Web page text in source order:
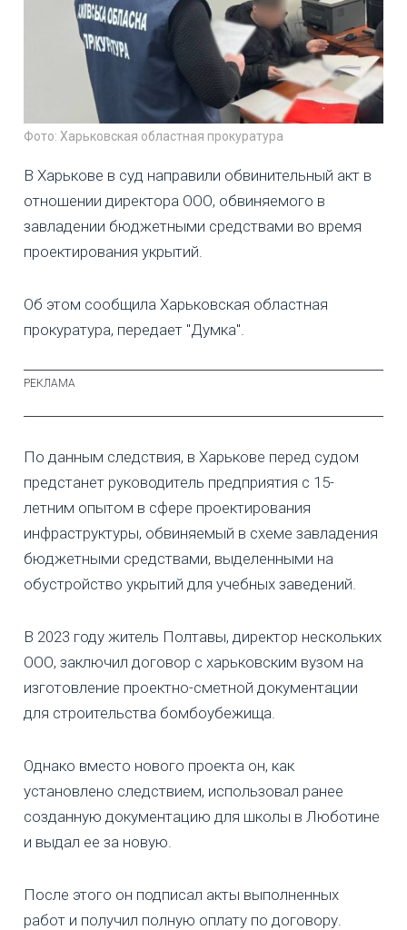
Фото: Харьковская областная прокуратура
В Харькове в суд направили обвинительный акт в
отношении директора ООО, обвиняемого в
завладении бюджетными средствами во время
проектирования укрытий.
Об этом сообщила Харьковская областная
прокуратура, передает "Думка".
По данным следствия, в Харькове перед судом
предстанет руководитель предприятия с 15-
летним опытом в сфере проектирования
инфраструктуры, обвиняемый в схеме завладения
бюджетными средствами, выделенными на
обустройство укрытий для учебных заведений.
В 2023 году житель Полтавы, директор нескольких
ООО, заключил договор с харьковским вузом на
изготовление проектно-сметной документации
для строительства бомбоубежища.
Однако вместо нового проекта он, как
установлено следствием, использовал ранее
созданную документацию для школы в Люботине
и выдал ее за новую.
После этого он подписал акты выполненных
работ и получил полную оплату по договору.